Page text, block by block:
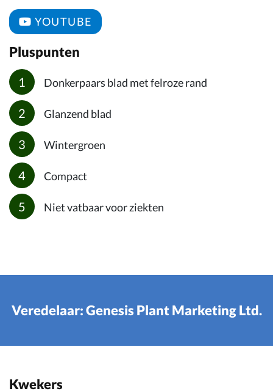
YOUTUBE
Pluspunten
Donkerpaars blad met felroze rand
Glanzend blad
Wintergroen
Compact
Niet vatbaar voor ziekten
Veredelaar: Genesis Plant Marketing Ltd.
Kwekers